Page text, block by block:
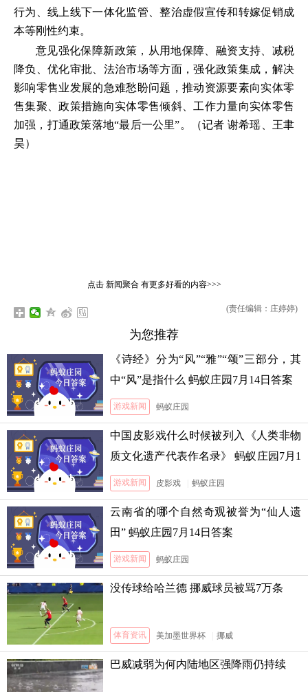
行为、线上线下一体化监管、整治虚假宣传和转嫁促销成
本等刚性约束。
意见强化保障新政策，从用地保障、融资支持、减税
降负、优化审批、法治市场等方面，强化政策集成，解决
影响零售业发展的急难愁盼问题，推动资源要素向实体零
售集聚、政策措施向实体零售倾斜、工作力量向实体零售
加强，打通政策落地“最后一公里”。（记者 谢希瑶、王聿
昊）
点击 新闻聚合有更多好看的内容>>>
(责任编辑：庄婷婷)
为您推荐
《诗经》分为“风”“雅”“颂”三部分，其
中“风”是指什么 蚂蚁庄园7月14日答案
游戏新闻 蚂蚁庄园
中国皮影戏什么时候被列入《人类非物
质文化遗产代表作名录》 蚂蚁庄园7月1
3日答案
游戏新闻 皮影戏 蚂蚁庄园
云南省的哪个自然奇观被誉为“仙人遗
田” 蚂蚁庄园7月14日答案
游戏新闻 蚂蚁庄园
没传球给哈兰德 挪威球员被骂7万条
体育资讯 美加墨世界杯 挪威
巴威减弱为何内陆地区强降雨仍持续